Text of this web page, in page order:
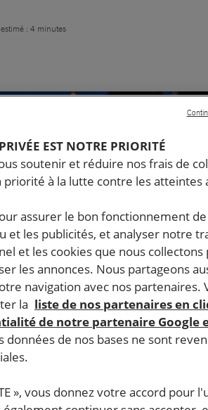
: 4 minutes
EST NOTRE PRIORITÉ
soutenir et réduire nos frais de
à la lutte contre les atteintes
assurer le bon fonctionnement
et les publicités, et analyser notre
et les cookies que nous
les annonces. Nous partageons
navigation avec nos partenaires.
la liste de nos partenaires en
de notre partenaire Google
données de nos bases ne sont
», vous donnez votre accord pour